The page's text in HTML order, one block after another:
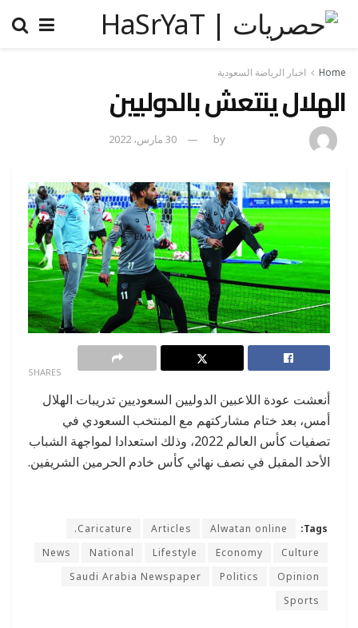
Home اخبار الرياضة السعودية
الهلال ينتعش بالدوليين
by 30 مارس، 2022
SHARES
أنعشت عودة اللاعبين الدوليين السعوديين تدريبات الهلال
أمس، بعد ختام مشاركتهم مع المنتخب السعودي في
تصفيات كأس العالم 2022، وذلك استعدادا لمواجهة الشباب
الأحد المقبل في نصف نهائي كأس خادم الحرمين الشريفين.
Tags:
Alwatan online
Articles
Caricature.
Culture
Economy
Lifestyle
National
News
Opinion
Politics
Saudi Arabia Newspaper
Sports